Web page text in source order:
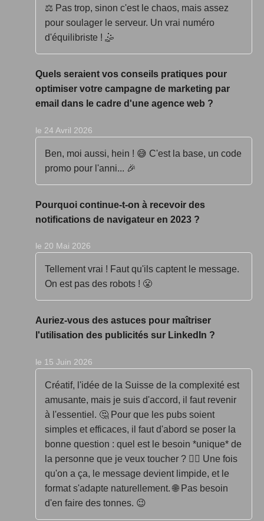
⚖️ Pas trop, sinon c'est le chaos, mais assez
pour soulager le serveur. Un vrai numéro
d'équilibriste ! 🤹
Quels seraient vos conseils pratiques pour
optimiser votre campagne de marketing par
email dans le cadre d'une agence web ?
le 24 Avril 2026
Ben, moi aussi, hein ! 😅 C'est la base, un code
promo pour l'anni... 🎉
Pourquoi continue-t-on à recevoir des
notifications de navigateur en 2023 ?
le 20 Mai 2026
Tellement vrai ! Faut qu'ils captent le message.
On est pas des robots ! 😤
Auriez-vous des astuces pour maîtriser
l'utilisation des publicités sur LinkedIn ?
le 15 Juin 2026
Créatif, l'idée de la Suisse de la complexité est
amusante, mais je suis d'accord, il faut revenir
à l'essentiel. 🤔 Pour que les pubs soient
simples et efficaces, il faut d'abord se poser la
bonne question : quel est le besoin *unique* de
la personne que je veux toucher ? 🤷‍♂️ Une fois
qu'on a ça, le message devient limpide, et le
format s'adapte naturellement. 🌐 Pas besoin
d'en faire des tonnes. 😉